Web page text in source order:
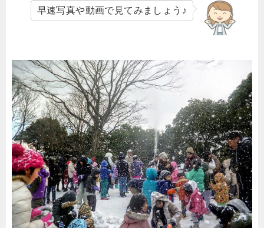
早速写真や動画で見てみましょう♪